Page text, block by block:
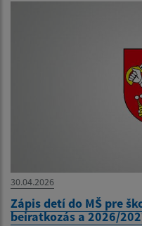
30.04.2026
Zápis detí do MŠ pre
beiratkozás a 2026/